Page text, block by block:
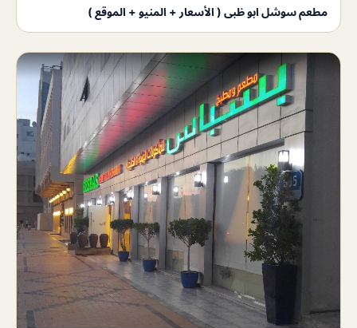
مطعم سوشل ابو ظبى ( الأسعار + المنيو + الموقع )